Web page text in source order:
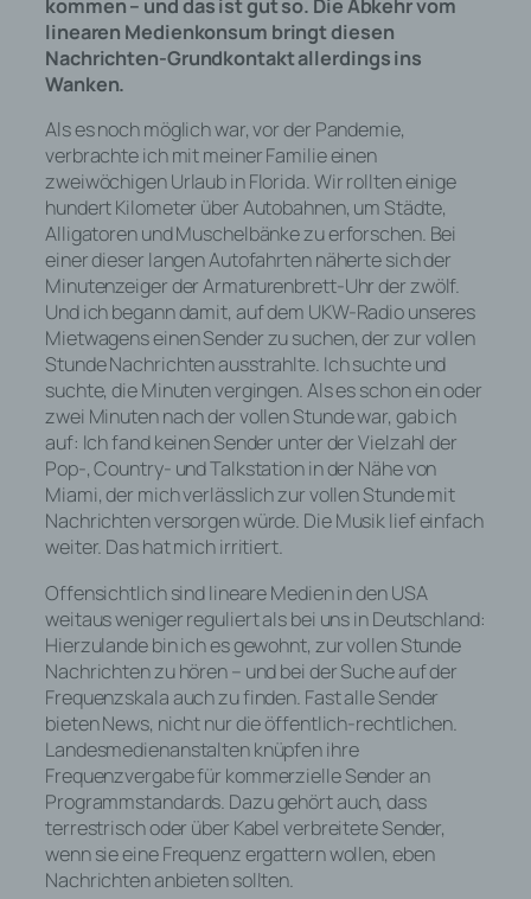
kommen – und das ist gut so. Die Abkehr vom
linearen Medienkonsum bringt diesen
Nachrichten-Grundkontakt allerdings ins
Wanken.
Als es noch möglich war, vor der Pandemie,
verbrachte ich mit meiner Familie einen
zweiwöchigen Urlaub in Florida. Wir rollten einige
hundert Kilometer über Autobahnen, um Städte,
Alligatoren und Muschelbänke zu erforschen. Bei
einer dieser langen Autofahrten näherte sich der
Minutenzeiger der Armaturenbrett-Uhr der zwölf.
Und ich begann damit, auf dem UKW-Radio unseres
Mietwagens einen Sender zu suchen, der zur vollen
Stunde Nachrichten ausstrahlte. Ich suchte und
suchte, die Minuten vergingen. Als es schon ein oder
zwei Minuten nach der vollen Stunde war, gab ich
auf: Ich fand keinen Sender unter der Vielzahl der
Pop-, Country- und Talkstation in der Nähe von
Miami, der mich verlässlich zur vollen Stunde mit
Nachrichten versorgen würde. Die Musik lief einfach
weiter. Das hat mich irritiert.
Offensichtlich sind lineare Medien in den USA
weitaus weniger reguliert als bei uns in Deutschland:
Hierzulande bin ich es gewohnt, zur vollen Stunde
Nachrichten zu hören – und bei der Suche auf der
Frequenzskala auch zu finden. Fast alle Sender
bieten News, nicht nur die öffentlich-rechtlichen.
Landesmedienanstalten knüpfen ihre
Frequenzvergabe für kommerzielle Sender an
Programmstandards. Dazu gehört auch, dass
terrestrisch oder über Kabel verbreitete Sender,
wenn sie eine Frequenz ergattern wollen, eben
Nachrichten anbieten sollten.